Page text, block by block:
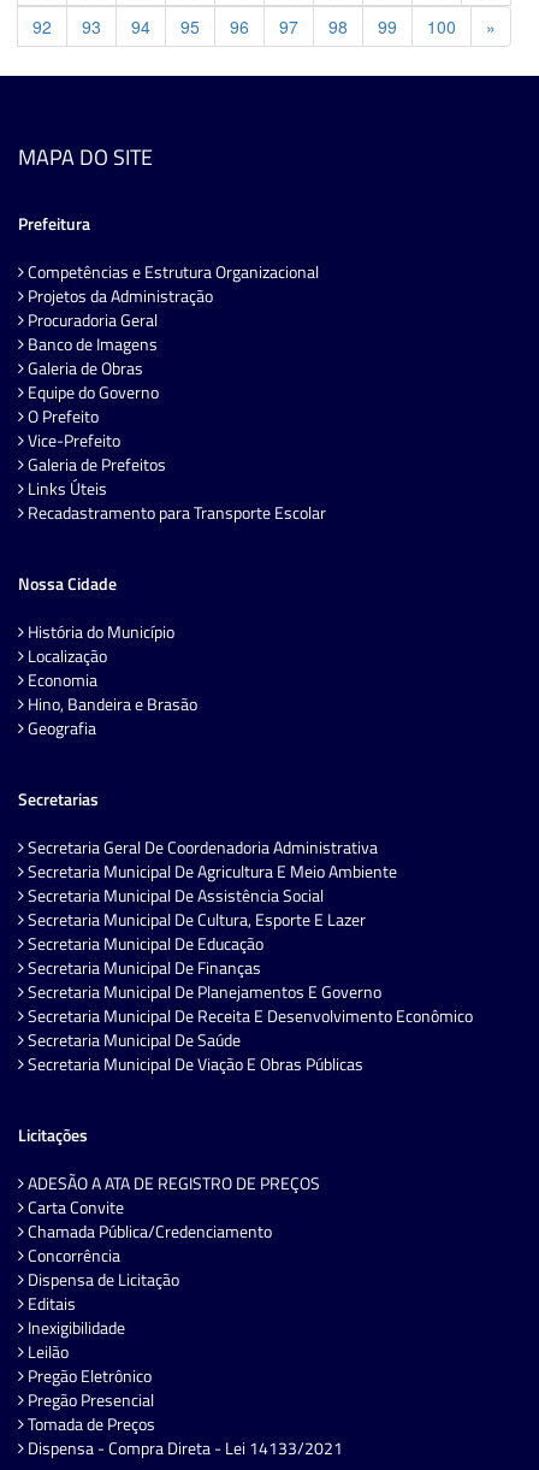
92
93 94 95 96 97 98 99 100 »
MAPA DO SITE
Prefeitura
Competências e Estrutura Organizacional
Projetos da Administração
Procuradoria Geral
Banco de Imagens
Galeria de Obras
Equipe do Governo
O Prefeito
Vice-Prefeito
Galeria de Prefeitos
Links Úteis
Recadastramento para Transporte Escolar
Nossa Cidade
História do Município
Localização
Economia
Hino, Bandeira e Brasão
Geografia
Secretarias
Secretaria Geral De Coordenadoria Administrativa
Secretaria Municipal De Agricultura E Meio Ambiente
Secretaria Municipal De Assistência Social
Secretaria Municipal De Cultura, Esporte E Lazer
Secretaria Municipal De Educação
Secretaria Municipal De Finanças
Secretaria Municipal De Planejamentos E Governo
Secretaria Municipal De Receita E Desenvolvimento Econômico
Secretaria Municipal De Saúde
Secretaria Municipal De Viação E Obras Públicas
Licitações
ADESÃO A ATA DE REGISTRO DE PREÇOS
Carta Convite
Chamada Pública/Credenciamento
Concorrência
Dispensa de Licitação
Editais
Inexigibilidade
Leilão
Pregão Eletrônico
Pregão Presencial
Tomada de Preços
Dispensa - Compra Direta - Lei 14133/2021